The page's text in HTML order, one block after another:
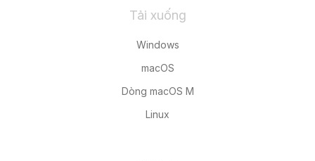
Tải xuống
Windows
macOS
Dòng macOS M
Linux